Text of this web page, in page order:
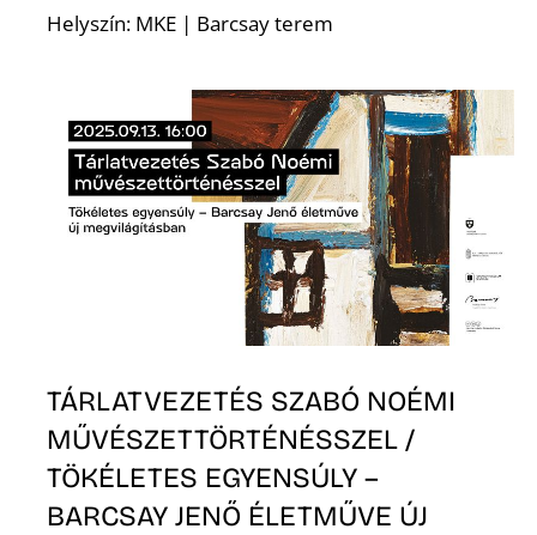
Helyszín: MKE | Barcsay terem
TÁRLATVEZETÉS SZABÓ NOÉMI
MŰVÉSZETTÖRTÉNÉSSZEL /
TÖKÉLETES EGYENSÚLY –
BARCSAY JENŐ ÉLETMŰVE ÚJ